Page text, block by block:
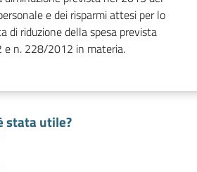
e dei risparmi attesi per lo
di riduzione della spesa prevista
n. 228/2012 in materia.
stata utile?